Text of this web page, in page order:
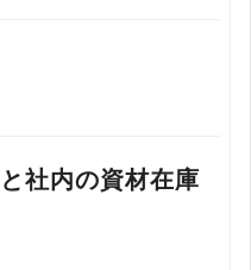
社内の資材在庫